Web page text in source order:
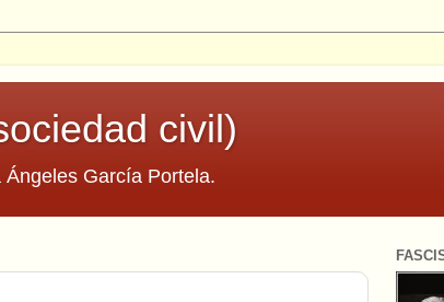
civil)
García Portela.